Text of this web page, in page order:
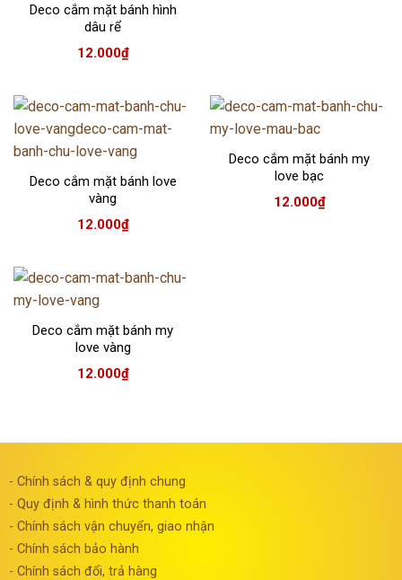
Deco cắm mặt bánh hình
dâu rể
12.000₫
Deco cắm mặt bánh love
vàng
12.000₫
Deco cắm mặt bánh my
love bạc
12.000₫
Deco cắm mặt bánh my
love vàng
12.000₫
- Chính sách & quy định chung
- Quy định & hình thức thanh toán
- Chính sách vận chuyển, giao nhận
- Chính sách bảo hành
- Chính sách đổi, trả hàng